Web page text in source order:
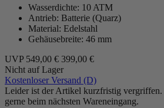
Wasserdichte: 10 ATM
Antrieb: Batterie (Quarz)
Material: Edelstahl
Gehäusebreite: 46 mm
UVP 549,00 € 399,00 €
Nicht auf Lager
Kostenloser Versand (D)
Leider ist der Artikel kurzfristig
gerne beim nächsten Wareneingang.